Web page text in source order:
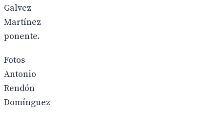
Galvez
Martínez
ponente.
Fotos
Antonio
Rendón
Domínguez